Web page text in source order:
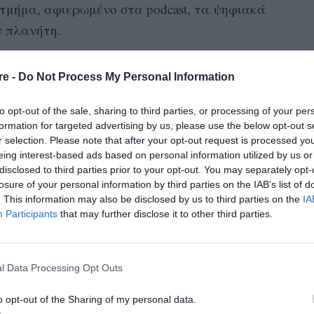
- Do Not Process My Personal Information
opt-out of the sale, sharing to third parties, or processing of your
for targeted advertising by us, please use the below opt-out
selection. Please note that after your opt-out request is processed
interest-based ads based on personal information utilized by us
to third parties prior to your opt-out. You may separately
of your personal information by third parties on the IAB’s list of
This information may also be disclosed by us to third parties on the
Participants that may further disclose it to other third parties.
Data Processing Opt Outs
opt-out of the Sharing of my personal data.
αφιερωμένο στα podcast, τα ψηφιακά
πλανήτη.
Ντοκιμαντέρ Θεσσαλονίκης θα αρχίσουν την
Από τις 4 έως τις 14 Μαρτίου 2021
φετινού αφιερώματος, το οποίο θα μας
Σε δύο εβδομάδες θα ανακοινώσουμε όλες
Θα προβληθούν, επίσης online, ταινίες
θα επικρατούν στη χώρα εκείνο το
με τις online προβολές, θα γίνουν και
το Φεστιβάλ θα πραγματοποιήσει
ή στους γνωστούς μας χώρους, ανάλογα με